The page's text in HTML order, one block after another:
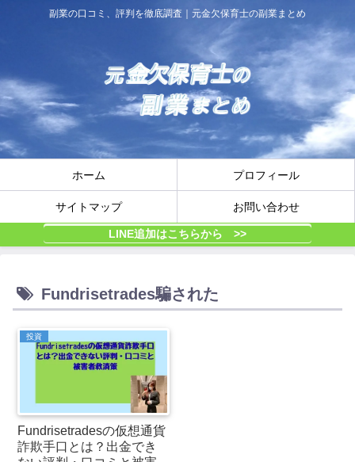
副業の口コミ、評判を徹底調査｜元金欠保育士の副業まとめ
ホーム プロフィール
サイトマップ お問い合わせ
LINE追加はこちらから >>
Fundrisetrades騙された
投資
Fundrisetradesの仮想通貨
詐欺手口とは？出金でき